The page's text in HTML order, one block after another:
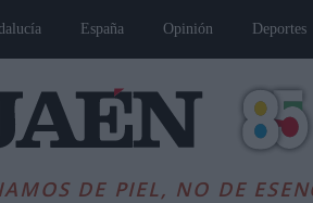
España Opinión Deportes
DE PIEL, NO DE